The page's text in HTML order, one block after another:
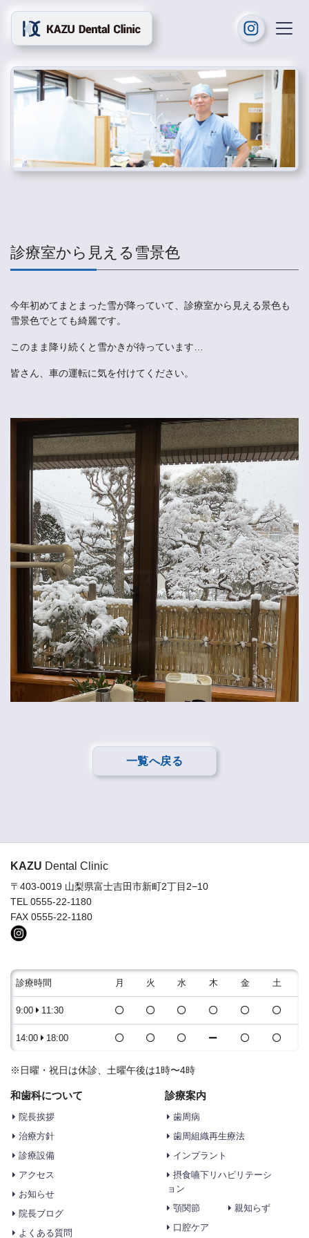
診療室から見える雪景色
今年初めてまとまった雪が降っていて、診療室から見える景色も
雪景色でとても綺麗です。
このまま降り続くと雪かきが待っています…
皆さん、車の運転に気を付けてください。
一覧へ戻る
KAZU Dental Clinic
〒403-0019 山梨県富士吉田市新町2丁目2−10
TEL 0555-22-1180
FAX 0555-22-1180
診療時間 月 火 水 木 金 土
9:00 11:30
14:00 18:00
※日曜・祝日は休診、土曜午後は1時〜4時
和歯科について
院長挨拶
治療方針
診療設備
アクセス
お知らせ
院長ブログ
よくある質問
診療案内
歯周病
歯周組織再生療法
インプラント
摂食嚥下リハビリテーシ
ョン
顎関節
親知らず
口腔ケア